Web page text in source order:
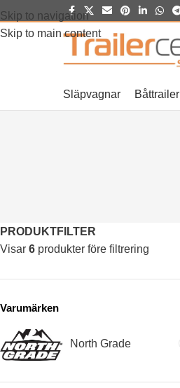
Skip to navigation
Skip to main content
Släpvagnar Båttrailer
PRODUKTFILTER
Visar 6 produkter före filtrering
Varumärken
North Grade